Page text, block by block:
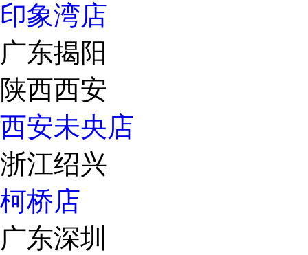
印象湾店
广东揭阳
陕西西安
西安未央店
浙江绍兴
柯桥店
广东深圳